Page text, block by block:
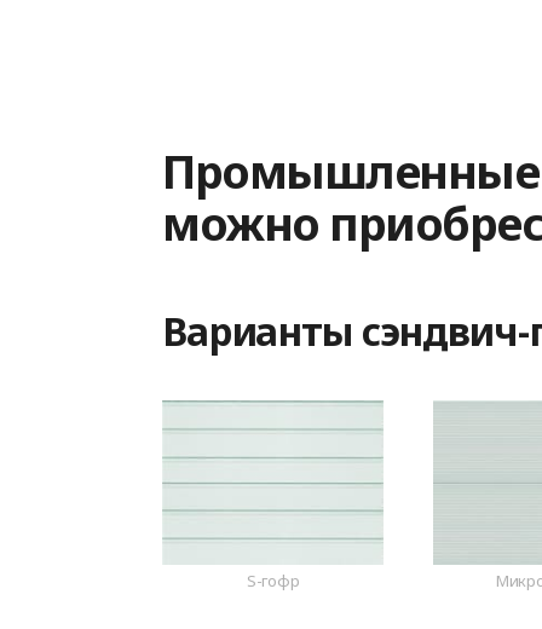
Промышленные
можно
Варианты сэндвич-
S-гофр